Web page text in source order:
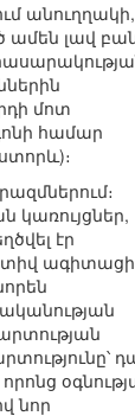
անուղղակի,
ամեն լավ
մոտ
համար
էր
նոր